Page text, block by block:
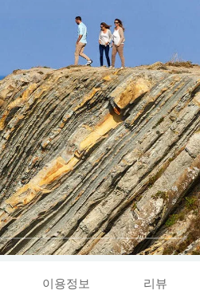
이용정보 리뷰